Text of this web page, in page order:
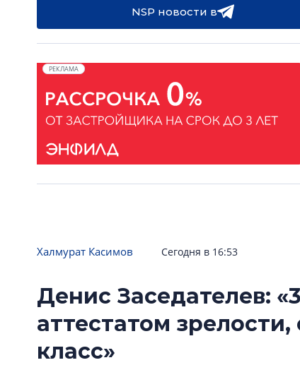
NSP новости в
РЕКЛАМА
Халмурат Касимов Сегодня в 16:53
Денис Заседателев:
аттестатом
класс»